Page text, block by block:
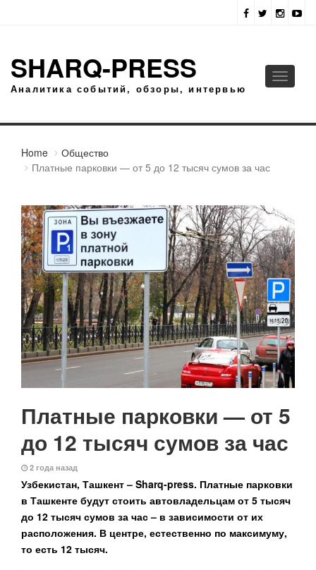
SHARQ-PRESS
Аналитика событий, обзоры, интервью
Toggle
Home
Общество
Платные парковки — от 5 до 12 тысяч сумов за час
Платные парковки — от 5
до 12 тысяч сумов за час
2 года назад
Узбекистан, Ташкент – Sharq-press. Платные парковки
в Ташкенте будут стоить автовладельцам от 5 тысяч
до 12 тысяч сумов за час – в зависимости от их
расположения. В центре, естественно по максимуму,
то есть 12 тысяч.